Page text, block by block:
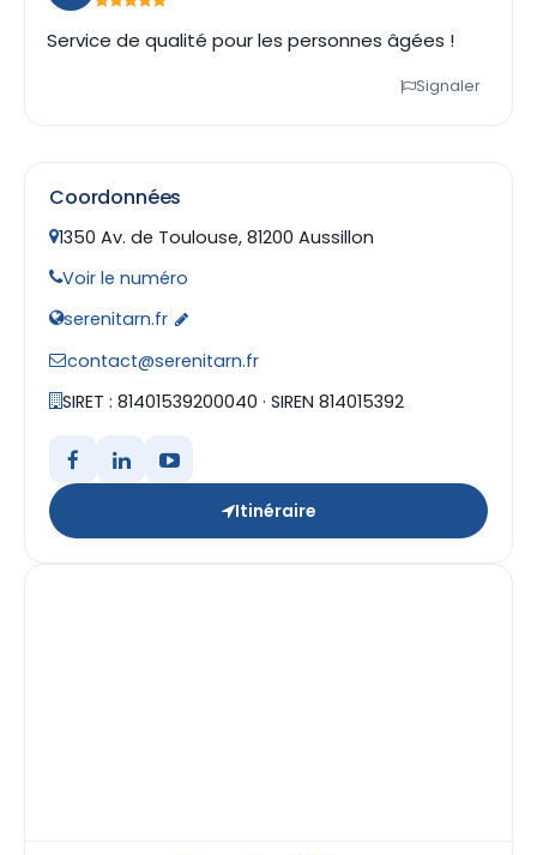
Service de qualité pour les personnes âgées !
Signaler
Coordonnées
1350 Av. de Toulouse, 81200 Aussillon
Voir le numéro
serenitarn.fr
contact@serenitarn.fr
SIRET : 81401539200040 · SIREN 814015392
Itinéraire